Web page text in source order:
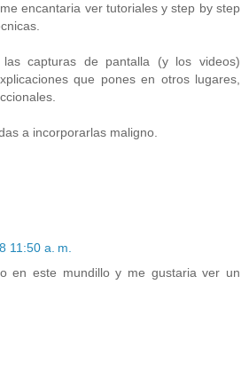
encantaria ver tutoriales y step by step
capturas de pantalla (y los videos)
que pones en otros lugares,
a incorporarlas maligno.
11:50 a. m.
en este mundillo y me gustaria ver un